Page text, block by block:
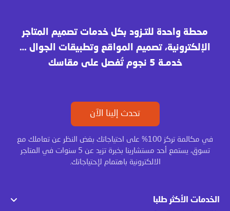
محطة واحدة للتـزود بكل خدمات تصميم المتاجر
الإلكترونية، تصميم المواقع وتطبيقات الجوال …
خدمـة 5 نجوم تُفصل على مقاسك
تحدث إلينا الآن
في مكالمة تركز 100% على احتياجاتك بغض النظر عن تعاملك مع
تسوق، يستمع أحد مستشارينا بخبرة تزيد عن 5 سنوات في المتاجر
الالكترونية باهتمام لإحتياجاتك.
الخدمات الأكثر طلبا